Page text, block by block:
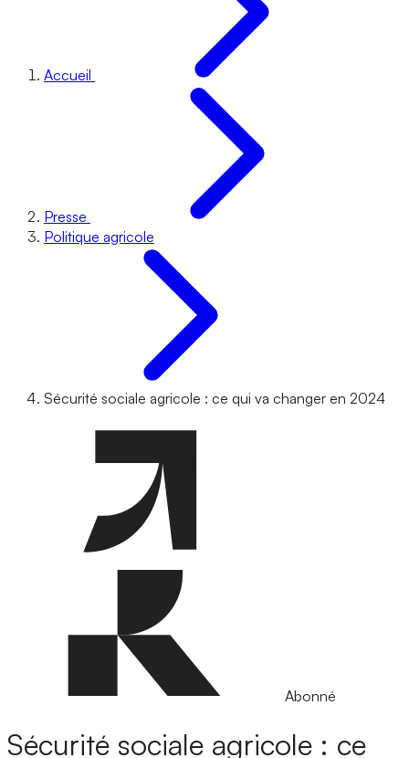
Accueil
Presse
Politique agricole
Sécurité sociale agricole : ce qui va changer en 2024
Abonné
Sécurité sociale agricole : ce